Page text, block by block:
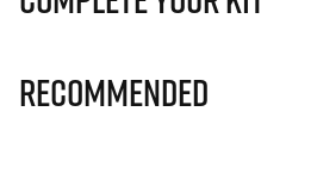
Recommended